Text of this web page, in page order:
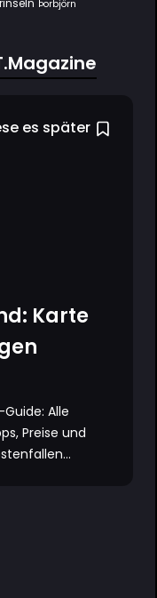
Þorbjörn
es später
Karte
Alle
Preise und